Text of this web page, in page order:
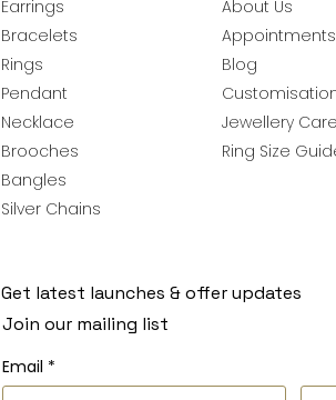
Earrings
Bracelets
Rings
Pendant
Necklace
Brooches
Bangles
Silver Chains
About Us
Appointments
Blog
Jewellery
Ring Size
Get latest launches & offer updates
Join our mailing list
Email *